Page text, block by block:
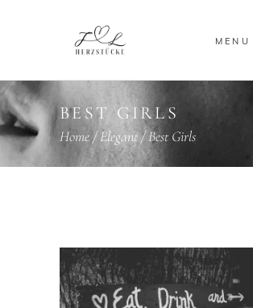
MENU
BEST GIRLS
Home/Elegant/Best Girls